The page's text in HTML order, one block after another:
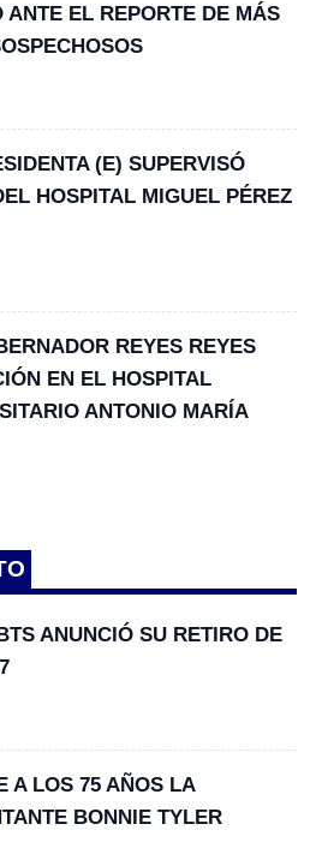
ANTE EL REPORTE DE MÁS
(E) SUPERVISÓ
HOSPITAL MIGUEL PÉREZ
REYES REYES
EN EL HOSPITAL
ANTONIO MARÍA
ANUNCIÓ SU RETIRO DE
A LOS 75 AÑOS LA
BONNIE TYLER